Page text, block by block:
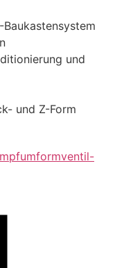
und
und Z-Form